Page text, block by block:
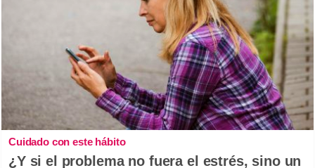
Cuidado con este hábito
¿Y si el problema no fuera el estrés, sino un